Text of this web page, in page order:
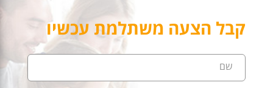
קבל הצעה משתלמת עכשיו
שם